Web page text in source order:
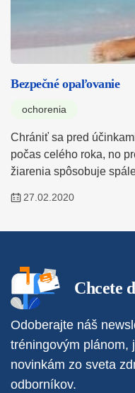
Bezpečné opaľovanie
ochorenia
Chrániť sa pred
počas celého roka, no
žiarenia spôsobuje
27.02.2020
Chcete
Odoberajte náš
tréningovým plánom,
novinkám zo sveta
odborníkov.